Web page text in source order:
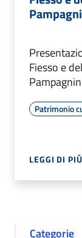
Fiesso e
Pampagnin
Patrimonio
LEGGI DI PIÙ
Categorie